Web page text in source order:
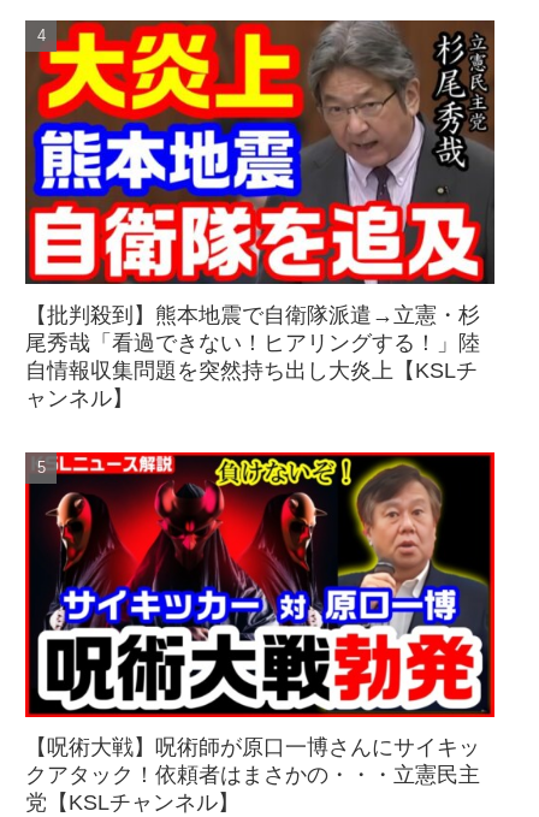
【批判殺到】熊本地震で自衛隊派遣→立憲・杉
尾秀哉「看過できない！ヒアリングする！」陸
自情報収集問題を突然持ち出し大炎上【KSLチ
ャンネル】
【呪術大戦】呪術師が原口一博さんにサイキッ
クアタック！依頼者はまさかの・・・立憲民主
党【KSLチャンネル】